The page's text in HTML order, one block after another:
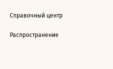
Справочный центр
Распространение